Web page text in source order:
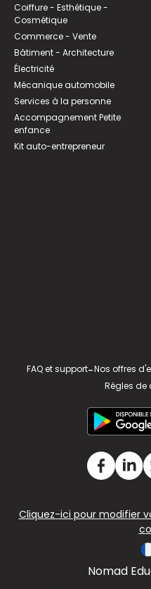
Coiffure - Esthétique -
Cosmétique
Commerce - Vente
Bâtiment - Architecture
Électricité
Mécanique automobile
Services à la personne
Accompagnement Petite
enfance
Kit auto-entrepreneur
FAQ et support-Nos offres
Règles
Cliquez-ici pour modifier
Nomad